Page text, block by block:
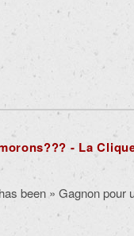
- La
been » Gagnon pour